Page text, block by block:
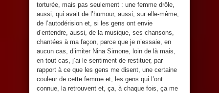
torturée, mais pas seulement : une femme drôle,
aussi, qui avait de l’humour, aussi, sur elle-même,
de l’autodérision et, si les gens ont envie
d’entendre, aussi, de la musique, ses chansons,
chantées à ma façon, parce que je n’essaie, en
aucun cas, d’imiter Nina Simone, loin de là mais,
en tout cas, j’ai le sentiment de restituer, par
rapport à ce que les gens me disent, une certaine
couleur de cette femme et, les gens qui l’ont
connue, la retrouvent et, ça, à chaque fois, ça me